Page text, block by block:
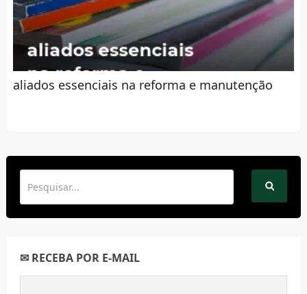
aliados essenciais na reforma e manutenção
✉ RECEBA POR E-MAIL